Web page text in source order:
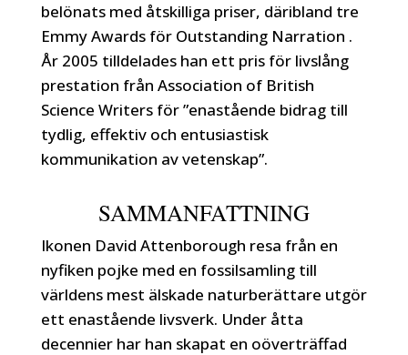
belönats med åtskilliga priser, däribland tre
Emmy Awards för Outstanding Narration .
År 2005 tilldelades han ett pris för livslång
prestation från Association of British
Science Writers för ”enastående bidrag till
tydlig, effektiv och entusiastisk
kommunikation av vetenskap”.
SAMMANFATTNING
Ikonen David Attenborough resa från en
nyfiken pojke med en fossilsamling till
världens mest älskade naturberättare utgör
ett enastående livsverk. Under åtta
decennier har han skapat en oöverträffad